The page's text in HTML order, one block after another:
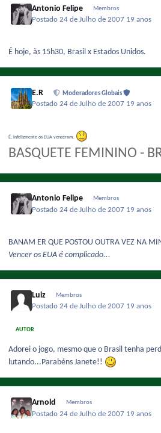
Antonio Felipe Membros
Postado24 de Julho de 2007 19 anos
É hoje, às 15h30, Brasil x Estados Unidos.
E.R Moderadores Globais
Postado24 de Julho de 2007 19 anos
É, infelizmente os EUA venceram.
BASQUETE FEMININO -
Antonio Felipe Membros
Postado24 de Julho de 2007 19 anos
BANAM ER QUE POSTOU OUTRA VEZ NA
Vencer os EUA é complicado...
Luiz Membros
Postado24 de Julho de 2007 19 anos
AUTOR
Adorei o jogo, mesmo que o Brasil tenha
lutando...Parabéns Janete!!
Arnold Membros
Postado24 de Julho de 2007 19 anos